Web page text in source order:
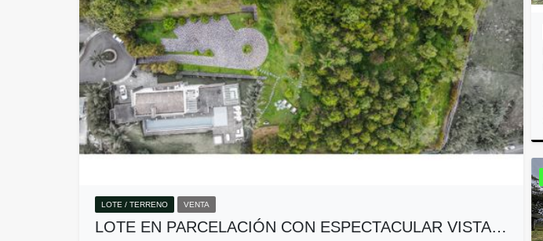
LOTE / TERRENO VENTA
LOTE EN PARCELACIÓN CON ESPECTACULAR VISTA…